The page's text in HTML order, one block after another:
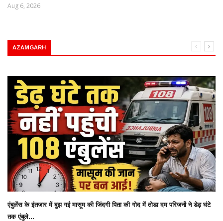
Aug 6, 2026
AZAMGARH
एंबुलेंस के इंतजार में बुझ गई मासूम की जिंदगी पिता की गोद में तोडा दम परिजनों ने डेढ़ घंटे
तक एंबुले...